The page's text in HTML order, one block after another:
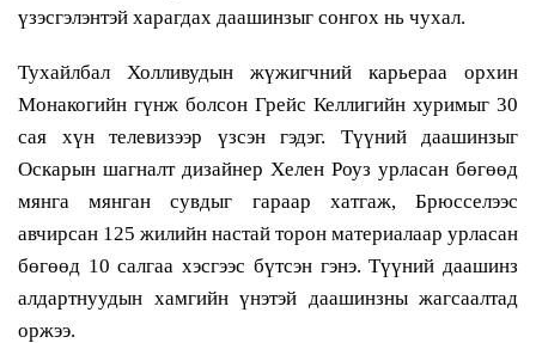
үзэсгэлэнтэй харагдах даашинзыг сонгох нь чухал.
Тухайлбал Холливудын жүжигчний карьераа орхин
Монакогийн гүнж болсон Грейс Келлигийн хуримыг 30
сая хүн телевизээр үзсэн гэдэг. Түүний даашинзыг
Оскарын шагналт дизайнер Хелен Роуз урласан бөгөөд
мянга мянган сувдыг гараар хатгаж, Брюсселээс
авчирсан 125 жилийн настай торон материалаар урласан
бөгөөд 10 салгаа хэсгээс бүтсэн гэнэ. Түүний даашинз
алдартнуудын хамгийн үнэтэй даашинзны жагсаалтад
оржээ.